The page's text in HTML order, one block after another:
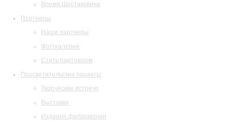
Время Шостаковича
Партнеры
Наши партнеры
Фотогалерея
Стать партнером
Просветительские проекты
Творческие встречи
Выставки
Издания филармонии